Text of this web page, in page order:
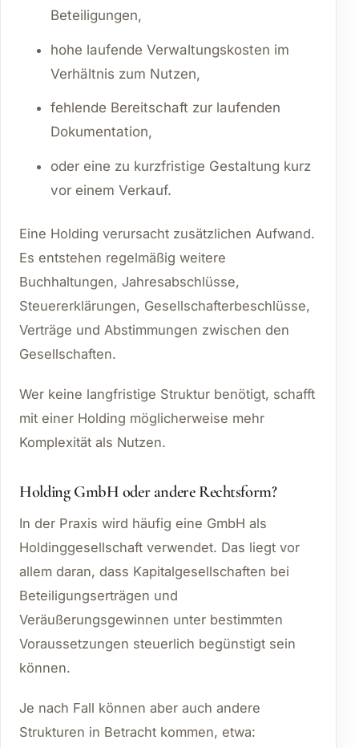
Beteiligungen,
hohe laufende Verwaltungskosten im
Verhältnis zum Nutzen,
fehlende Bereitschaft zur laufenden
Dokumentation,
oder eine zu kurzfristige Gestaltung kurz
vor einem Verkauf.
Eine Holding verursacht zusätzlichen Aufwand.
Es entstehen regelmäßig weitere
Buchhaltungen, Jahresabschlüsse,
Steuererklärungen, Gesellschafterbeschlüsse,
Verträge und Abstimmungen zwischen den
Gesellschaften.
Wer keine langfristige Struktur benötigt, schafft
mit einer Holding möglicherweise mehr
Komplexität als Nutzen.
Holding GmbH oder andere Rechtsform?
In der Praxis wird häufig eine GmbH als
Holdinggesellschaft verwendet. Das liegt vor
allem daran, dass Kapitalgesellschaften bei
Beteiligungserträgen und
Veräußerungsgewinnen unter bestimmten
Voraussetzungen steuerlich begünstigt sein
können.
Je nach Fall können aber auch andere
Strukturen in Betracht kommen, etwa: